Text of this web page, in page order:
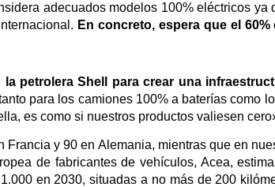
adecuados modelos 100% eléctricos ya
En concreto, espera que el
petrolera Shell para crear una
para los camiones 100% a baterías como
es como si nuestros productos valiesen
y 90 en Alemania, mientras que en
de fabricantes de vehículos, Acea,
en 2030, situadas a no más de 200